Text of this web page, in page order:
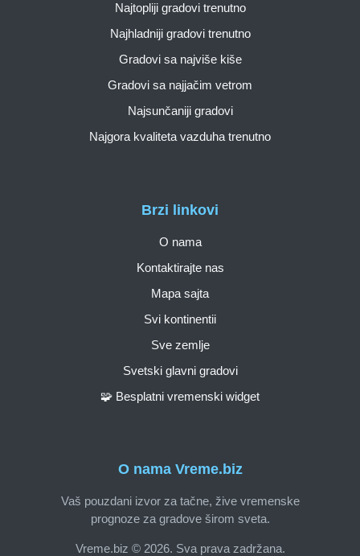
O nama Vreme.biz
Vaš pouzdani izvor za tačne, žive vremenske
prognoze za gradove širom sveta.
Vreme.biz © 2026. Sva prava zadržana.
Brzi linkovi
O nama
Kontaktirajte nas
Mapa sajta
Svi kontinentii
Sve zemlje
Svetski glavni gradovi
🧩 Besplatni vremenski widget
Najtopliji gradovi trenutno
Najhladniji gradovi trenutno
Gradovi sa najviše kiše
Gradovi sa najjačim vetrom
Najsunčaniji gradovi
Najgora kvaliteta vazduha trenutno